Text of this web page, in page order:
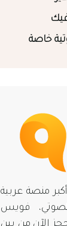
خاصة
منصة عربية
فويس